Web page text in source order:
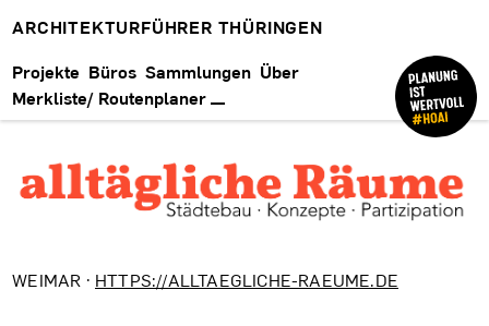
ARCHITEKTURFÜHRER THÜRINGEN
Projekte Büros Sammlungen Über
Merkliste/ Routenplaner
WEIMAR · HTTPS://ALLTAEGLICHE-RAEUME.DE